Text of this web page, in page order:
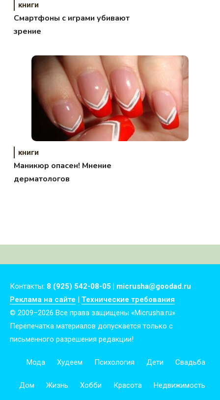
книги
Смартфоны с играми убивают
зрение
книги
Маникюр опасен! Мнение
дерматологов
Контакты: 8 (925) 542-08-05 | micrusha@goodad.ru
Реклама на сайте | Технические требования
© 2009–2026 Все права защищены «Micrusha.ru»
Перепечатка материалов допускается только с
письменного разрешения редакции!
Мода Худеем Психология Дети Свадьба
Дом Жизнь Хобби Красота Недвижимость